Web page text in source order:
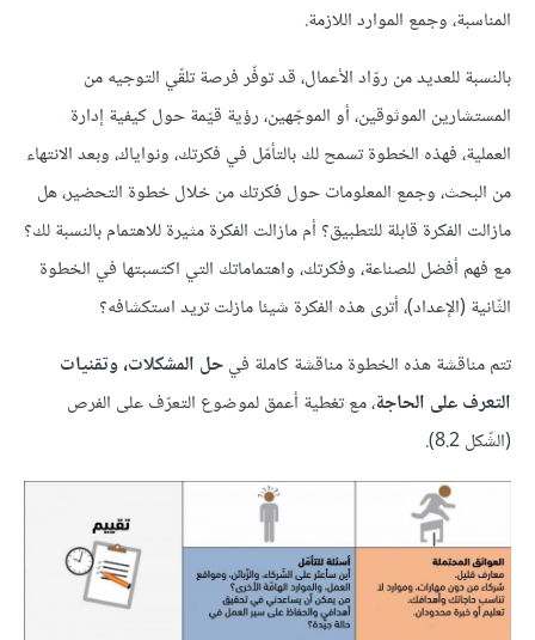
المناسبة، وجمع الموارد اللازمة.
بالنسبة للعديد من روّاد الأعمال، قد توفّر فرصة تلقّي التوجيه من
المستشارين الموثوقين، أو الموجّهين، رؤية قيّمة حول كيفية إدارة
العملية، فهذه الخطوة تسمح لك بالتأمّل في فكرتك، ونواياك، وبعد الانتهاء
من البحث، وجمع المعلومات حول فكرتك من خلال خطوة التحضير، هل
مازالت الفكرة قابلة للتطبيق؟ أم مازالت الفكرة مثيرة للاهتمام بالنسبة لك؟
مع فهم أفضل للصناعة، وفكرتك، واهتماماتك التي اكتسبتها في الخطوة
الثّانية (الإعداد)، أترى هذه الفكرة شيئا مازلت تريد استكشافه؟
تتم مناقشة هذه الخطوة مناقشة كاملة فيحل المشكلات، وتقنيات
التعرف على الحاجة، مع تغطية أعمق لموضوع التعرّف على الفرص
(الشّكل 8.2).